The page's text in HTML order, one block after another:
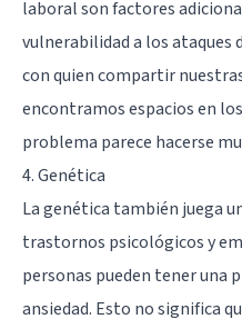
laboral son factores
vulnerabilidad a los ataques
con quien compartir
encontramos espacios en
problema parece hacerse
4. Genética
La genética también juega
trastornos psicológicos y
personas pueden tener una
ansiedad. Esto no significa